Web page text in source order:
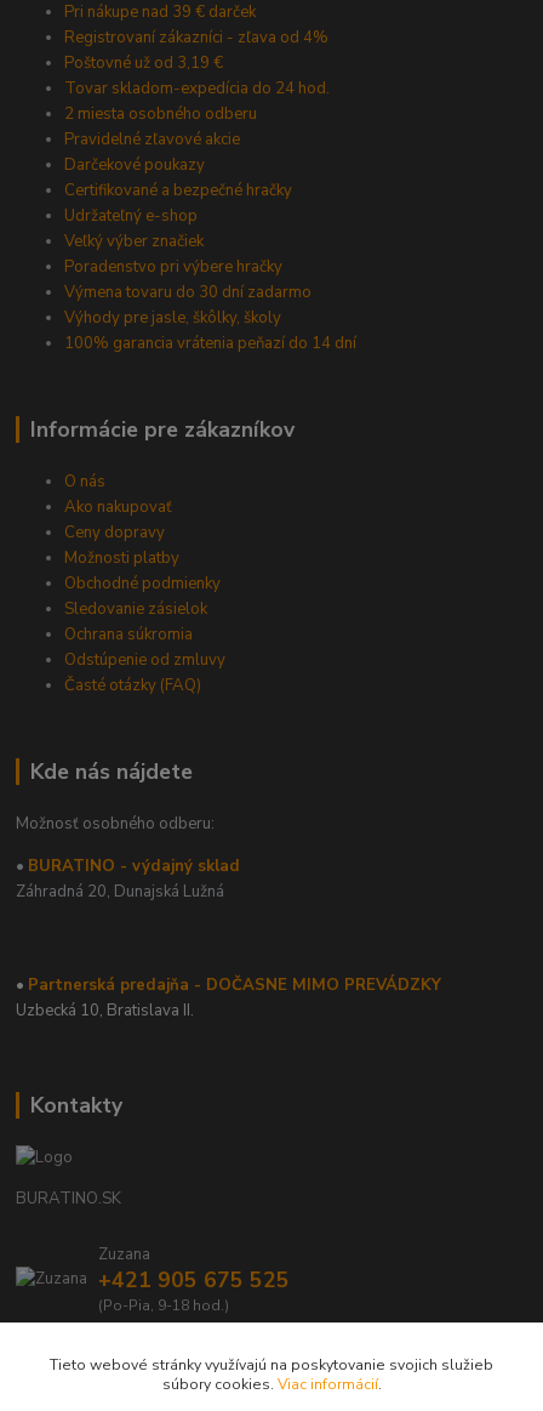
Pri nákupe nad 39 € darček
Registrovaní zákazníci - zľava od 4%
Poštovné už od 3,19 €
Tovar skladom-expedícia do 24 hod.
2 miesta osobného odberu
Pravidelné zľavové akcie
Darčekové poukazy
Certifikované a bezpečné hračky
Udržateľný e-shop
Veľký výber značiek
Poradenstvo pri výbere hračky
Výmena tovaru do 30 dní zadarmo
Výhody pre jasle, škôlky, školy
100% garancia vrátenia peňazí do 14 dní
Informácie pre zákazníkov
O nás
Ako nakupovať
Ceny dopravy
Možnosti platby
Obchodné podmienky
Sledovanie zásielok
Ochrana súkromia
Odstúpenie od zmluvy
Časté otázky (FAQ)
Kde nás nájdete
Možnosť osobného odberu:
• BURATINO - výdajný sklad
Záhradná 20, Dunajská Lužná
• Partnerská predajňa - DOČASNE MIMO PREVÁDZKY
Uzbecká 10, Bratislava II.
Kontakty
BURATINO.SK
Zuzana
+421 905 675 525
(Po-Pia, 9-18 hod.)
Tieto webové stránky využívajú na poskytovanie svojich služieb
súbory cookies. Viac informácií.